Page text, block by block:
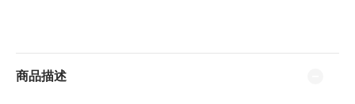
商品描述